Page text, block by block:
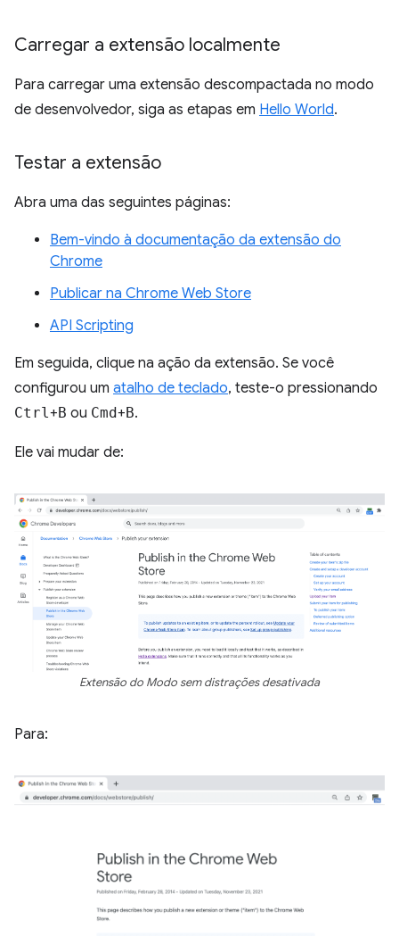
Carregar a extensão localmente
Para carregar uma extensão descompactada no modo
de desenvolvedor, siga as etapas em Hello World.
Testar a extensão
Abra uma das seguintes páginas:
Bem-vindo à documentação da extensão do
Chrome
Publicar na Chrome Web Store
API Scripting
Em seguida, clique na ação da extensão. Se você
configurou um atalho de teclado, teste-o pressionando
Ctrl +B ou Cmd+B.
Ele vai mudar de:
Extensão do Modo sem distrações desativada
Para: